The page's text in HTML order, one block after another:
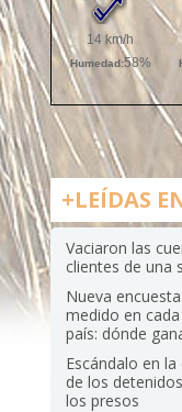
+LEÍDAS
Vaciaron las
clientes de una
Nueva
medido en
país: dónde
Escándalo en
de los
los presos